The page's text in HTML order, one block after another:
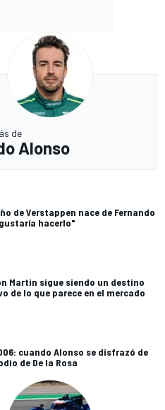
de
Alonso
de Verstappen nace de Fernando
hacerlo"
Martin sigue siendo un destino
de lo que parece en el mercado
cuando Alonso se disfrazó de
de De la Rosa